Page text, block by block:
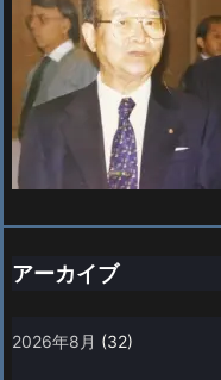
アーカイブ
2026年8月 (32)